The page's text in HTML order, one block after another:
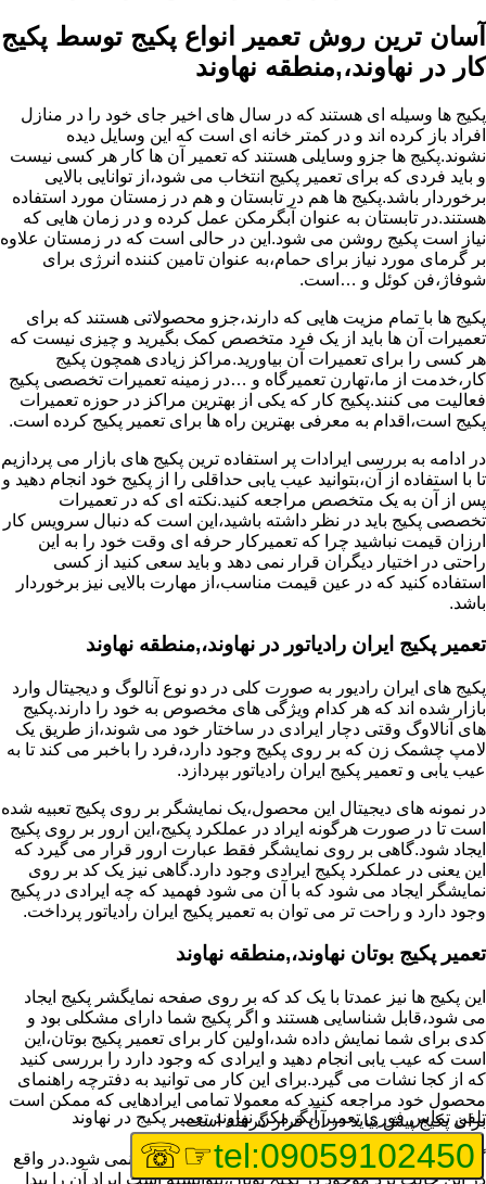
آسان ترین روش تعمیر انواع پکیج توسط پکیج
کار در نهاوند،,منطقه نهاوند
پکیج ها وسیله ای هستند که در سال های اخیر جای خود را در منازل
افراد باز کرده اند و در کمتر خانه ای است که این وسایل دیده
نشوند.پکیج ها جزو وسایلی هستند که تعمیر آن ها کار هر کسی نیست
و باید فردی که برای تعمیر پکیج انتخاب می شود،از توانایی بالایی
برخوردار باشد.پکیج ها هم در تابستان و هم در زمستان مورد استفاده
هستند.در تابستان به عنوان آبگرمکن عمل کرده و در زمان هایی که
نیاز است پکیج روشن می شود.این در حالی است که در زمستان علاوه
بر گرمای مورد نیاز برای حمام،به عنوان تامین کننده انرژی برای
شوفاژ،فن کوئل و …است.
پکیج ها با تمام مزیت هایی که دارند،جزو محصولاتی هستند که برای
تعمیرات آن ها باید از یک فرد متخصص کمک بگیرید و چیزی نیست که
هر کسی را برای تعمیرات آن بیاورید.مراکز زیادی همچون پکیج
کار،خدمت از ما،تهارن تعمیرگاه و …در زمینه تعمیرات تخصصی پکیج
فعالیت می کنند.پکیج کار که یکی از بهترین مراکز در حوزه تعمیرات
پکیج است،اقدام به معرفی بهترین راه ها برای تعمیر پکیج کرده است.
در ادامه به بررسی ایرادات پر استفاده ترین پکیج های بازار می پردازیم
تا با استفاده از آن،بتوانید عیب یابی حداقلی را از پکیج خود انجام دهید و
پس از آن به یک متخصص مراجعه کنید.نکته ای که در تعمیرات
تخصصی پکیج باید در نظر داشته باشید،این است که دنبال سرویس کار
ارزان قیمت نباشید چرا که تعمیرکار حرفه ای وقت خود را به این
راحتی در اختیار دیگران قرار نمی دهد و باید سعی کنید از کسی
استفاده کنید که در عین قیمت مناسب،از مهارت بالایی نیز برخوردار
باشد.
تعمیر پکیج ایران رادیاتور در نهاوند،,منطقه نهاوند
پکیج های ایران رادیور به صورت کلی در دو نوع آنالوگ و دیجیتال وارد
بازار شده اند که هر کدام ویژگی های مخصوص به خود را دارند.پکیج
های آنالاوگ وقتی دچار ایرادی در ساختار خود می شوند،از طریق یک
لامپ چشمک زن که بر روی پکیج وجود دارد،فرد را باخبر می کند تا به
عیب یابی و تعمیر پکیج ایران رادیاتور بپردازد.
در نمونه های دیجیتال این محصول،یک نمایشگر بر روی پکیج تعبیه شده
است تا در صورت هرگونه ایراد در عملکرد پکیج،این ارور بر روی پکیج
ایجاد شود.گاهی بر روی نمایشگر فقط عبارت ارور قرار می گیرد که
این یعنی در عملکرد پکیج ایرادی وجود دارد.گاهی نیز یک کد بر روی
نمایشگر ایجاد می شود که با آن می شود فهمید که چه ایرادی در پکیج
وجود دارد و راحت تر می توان به تعمیر پکیج ایران رادیاتور پرداخت.
تعمیر پکیج بوتان نهاوند،,منطقه نهاوند
این پکیج ها نیز عمدتا با یک کد که بر روی صفحه نمایگشر پکیج ایجاد
می شود،قابل شناسایی هستند و اگر پکیج شما دارای مشکلی بود و
کدی برای شما نمایش داده شد،اولین کار برای تعمیر پکیج بوتان،این
است که عیب یابی انجام دهید و ایرادی که وجود دارد را بررسی کنید
که از کجا نشات می گیرد.برای این کار می توانید به دفترچه راهنمای
محصول خود مراجعه کنید که معمولا تمامی ایرادهایی که ممکن است
برای پکیج پیش بیاید در آن قرار گرفته است.
گاهی نیز هنگام خرابی پکیج،هیچ اروری نمایش داده نمی شود.در واقع
در این حالت برد موجود در پکیج بوتان،نتوانسته است ایراد آن را پیدا
تلفن تماس فوریتعمیر آبگرمکن نهاوند،تعمیر پکیج در نهاوند
tel:09059102450
☞☏